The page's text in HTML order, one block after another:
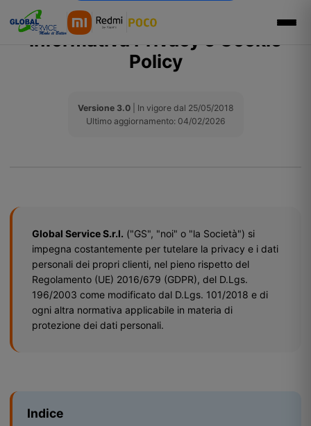
Informativa Privacy e Cookie
Policy
Versione 3.0| In vigore dal 25/05/2018
Ultimo aggiornamento: 04/02/2026
Global Service S.r.l. ("GS", "noi" o "la Società") si
impegna costantemente per tutelare la privacy e i dati
personali dei propri clienti, nel pieno rispetto del
Regolamento (UE) 2016/679 (GDPR), del D.Lgs.
196/2003 come modificato dal D.Lgs. 101/2018 e di
ogni altra normativa applicabile in materia di
protezione dei dati personali.
Indice